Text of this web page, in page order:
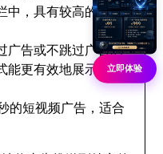
中，具有较高的可见
广告或不跳过广告的
能更有效地展示品牌
的短视频广告，适合
立即体验